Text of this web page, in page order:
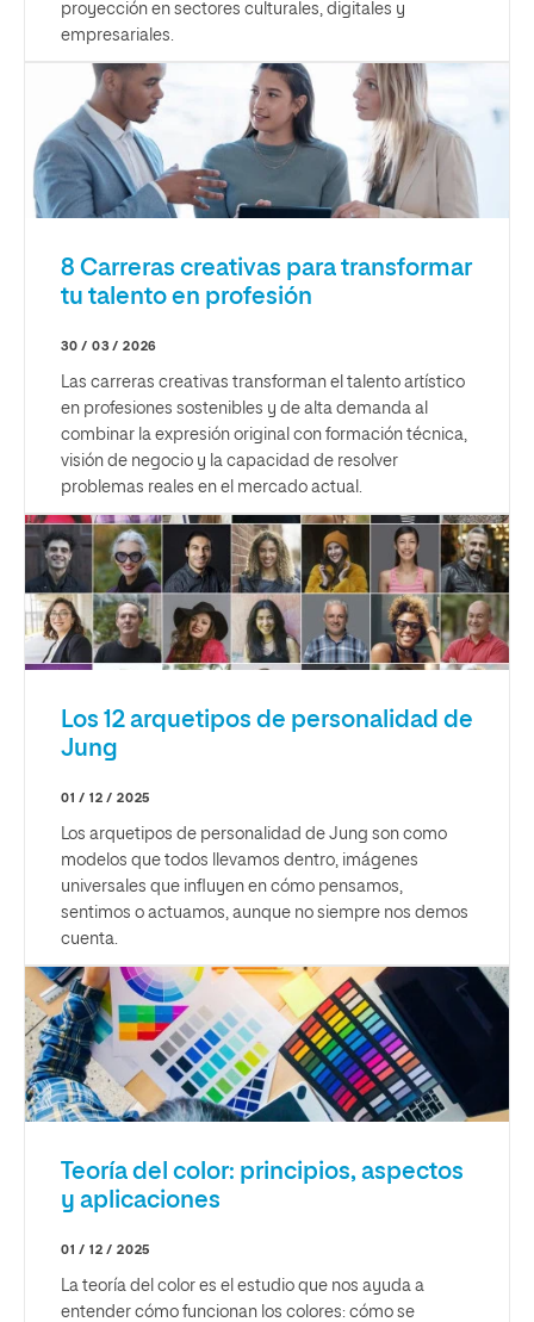
proyección en sectores culturales, digitales y
empresariales.
8 Carreras creativas para transformar
tu talento en profesión
30 / 03 / 2026
Las carreras creativas transforman el talento artístico
en profesiones sostenibles y de alta demanda al
combinar la expresión original con formación técnica,
visión de negocio y la capacidad de resolver
problemas reales en el mercado actual.
Los 12 arquetipos de personalidad de
Jung
01 / 12 / 2025
Los arquetipos de personalidad de Jung son como
modelos que todos llevamos dentro, imágenes
universales que influyen en cómo pensamos,
sentimos o actuamos, aunque no siempre nos demos
cuenta.
Teoría del color: principios, aspectos
y aplicaciones
01 / 12 / 2025
La teoría del color es el estudio que nos ayuda a
entender cómo funcionan los colores: cómo se